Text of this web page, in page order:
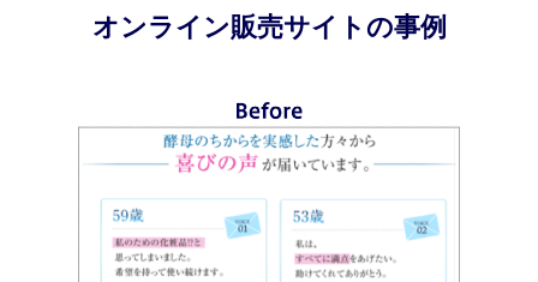
オンライン販売サイトの事例